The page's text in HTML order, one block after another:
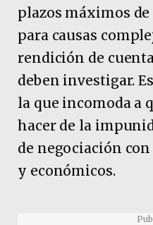
plazos máximos
para causas
rendición de
deben investigar.
la que incomoda a
hacer de la
de negociación
y económicos.